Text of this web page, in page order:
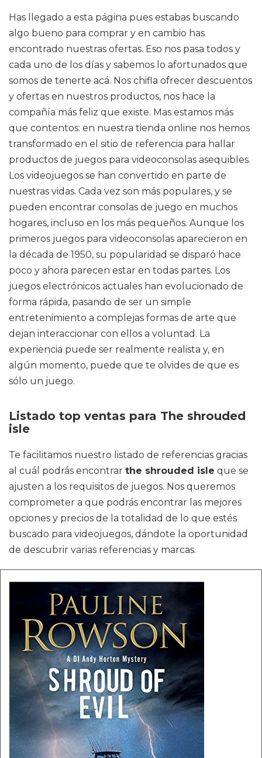
Has llegado a esta página pues estabas buscando
algo bueno para comprar y en cambio has
encontrado nuestras ofertas. Eso nos pasa todos y
cada uno de los días y sabemos lo afortunados que
somos de tenerte acá. Nos chifla ofrecer descuentos
y ofertas en nuestros productos, nos hace la
compañía más feliz que existe. Mas estamos más
que contentos: en nuestra tienda online nos hemos
transformado en el sitio de referencia para hallar
productos de juegos para videoconsolas asequibles.
Los videojuegos se han convertido en parte de
nuestras vidas. Cada vez son más populares, y se
pueden encontrar consolas de juego en muchos
hogares, incluso en los más pequeños. Aunque los
primeros juegos para videoconsolas aparecieron en
la década de 1950, su popularidad se disparó hace
poco y ahora parecen estar en todas partes. Los
juegos electrónicos actuales han evolucionado de
forma rápida, pasando de ser un simple
entretenimiento a complejas formas de arte que
dejan interaccionar con ellos a voluntad. La
experiencia puede ser realmente realista y, en
algún momento, puede que te olvides de que es
sólo un juego.
Listado top ventas para The shrouded
isle
Te facilitamos nuestro listado de referencias gracias
al cuál podrás encontrar the shrouded isle que se
ajusten a los requisitos de juegos. Nos queremos
comprometer a que podrás encontrar las mejores
opciones y precios de la totalidad de lo que estés
buscado para videojuegos, dándote la oportunidad
de descubrir varias referencias y marcas.